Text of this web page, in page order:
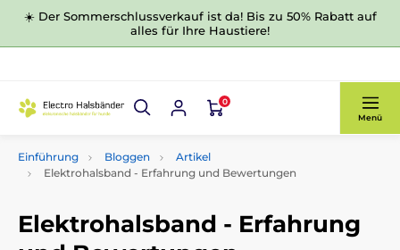
☀️ Der Sommerschlussverkauf ist da! Bis zu 50% Rabatt auf
alles für Ihre Haustiere!
0
Menü
Einführung Bloggen
Artikel
Elektrohalsband - Erfahrung und Bewertungen
Elektrohalsband - Erfahrung